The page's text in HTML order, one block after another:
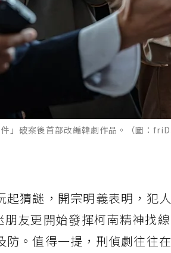
」破案後首部改編韓劇作品。（圖：
起猜謎，開宗明義表明，犯
朋友更開始發揮柯南精神找
防。值得一提，刑偵劇往往